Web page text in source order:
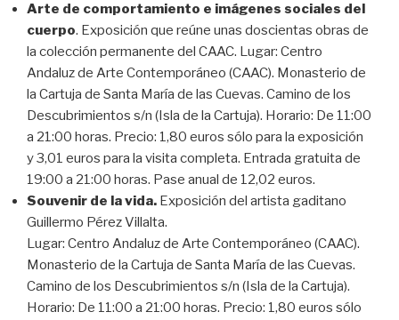
Arte de comportamiento e imágenes sociales del
cuerpo. Exposición que reúne unas doscientas obras de
la colección permanente del CAAC. Lugar: Centro
Andaluz de Arte Contemporáneo (CAAC). Monasterio de
la Cartuja de Santa María de las Cuevas. Camino de los
Descubrimientos s/n (Isla de la Cartuja). Horario: De 11:00
a 21:00 horas. Precio: 1,80 euros sólo para la exposición
y 3,01 euros para la visita completa. Entrada gratuita de
19:00 a 21:00 horas. Pase anual de 12,02 euros.
Souvenir de la vida. Exposición del artista gaditano
Guillermo Pérez Villalta.
Lugar: Centro Andaluz de Arte Contemporáneo (CAAC).
Monasterio de la Cartuja de Santa María de las Cuevas.
Camino de los Descubrimientos s/n (Isla de la Cartuja).
Horario: De 11:00 a 21:00 horas. Precio: 1,80 euros sólo